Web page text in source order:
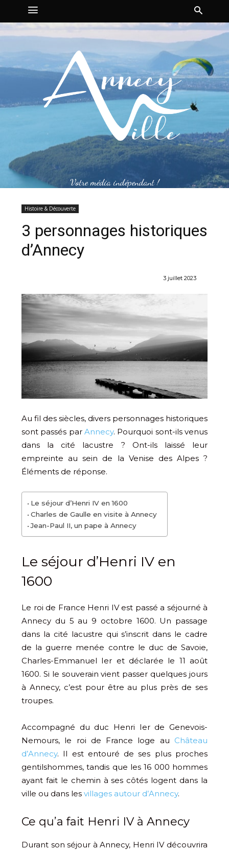
Votre média indépendant !
Histoire & Découverte
3 personnages historiques
d’Annecy
3 juillet 2023
Au fil des siècles, divers personnages historiques
sont passés par Annecy. Pourquoi sont-ils venus
dans la cité lacustre ? Ont-ils laissé leur
empreinte au sein de la Venise des Alpes ?
Éléments de réponse.
Le séjour d’Henri IV en 1600
Charles de Gaulle en visite à Annecy
Jean-Paul II, un pape à Annecy
Le séjour d’Henri IV en
1600
Le roi de France Henri IV est passé a séjourné à
Annecy du 5 au 9 octobre 1600. Un passage
dans la cité lacustre qui s’inscrit dans le cadre
de la guerre menée contre le duc de Savoie,
Charles-Emmanuel Ier et déclarée le 11 août
1600. Si le souverain vient passer quelques jours
à Annecy, c’est pour être au plus près de ses
troupes.
Accompagné du duc Henri Ier de Genevois-
Nemours, le roi de France loge au Château
d’Annecy. Il est entouré de ses plus proches
gentilshommes, tandis que les 16 000 hommes
ayant fait le chemin à ses côtés logent dans la
ville ou dans les villages autour d’Annecy.
Ce qu’a fait Henri IV à Annecy
Durant son séjour à Annecy, Henri IV découvrira